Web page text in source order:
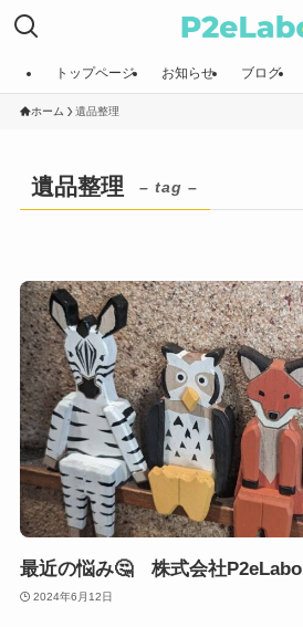
トップページ お知らせ ブログ
ホーム 遺品整理
遺品整理 – tag –
最近の悩み🤔 株式会社P2eLabo
2024年6月12日